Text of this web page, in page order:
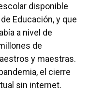
disponible
Educación, y que
a nivel de
de
y maestras.
el cierre
sin internet.